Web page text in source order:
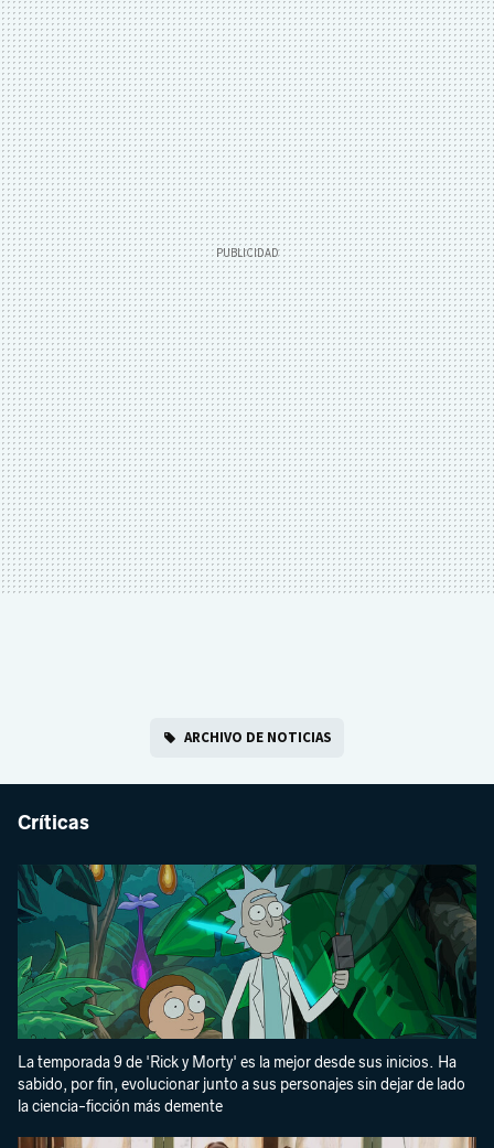
ARCHIVO DE NOTICIAS
Críticas
La temporada 9 de 'Rick y Morty' es la mejor desde sus inicios. Ha
sabido, por fin, evolucionar junto a sus personajes sin dejar de lado
la ciencia-ficción más demente